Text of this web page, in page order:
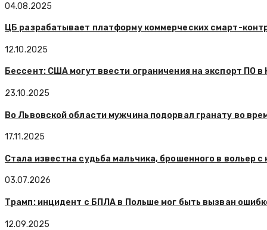
04.08.2025
ЦБ разрабатывает платформу коммерческих смарт-
12.10.2025
Бессент: США могут ввести ограничения на экспорт ПО в
23.10.2025
Во Львовской области мужчина подорвал гранату во
17.11.2025
Стала известна судьба мальчика, брошенного в вольер с
03.07.2026
Трамп: инцидент с БПЛА в Польше мог быть вызван
12.09.2025